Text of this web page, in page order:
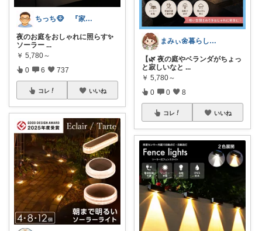
ちっち🐵 『家族みんなのええもん』
夜のお庭をおしゃれに照らす✨
ソーラー ...
￥ 5,780～
0 6 737
コレ いいね
まみぃ🌼暮らしの便利グッズ｜毎日朝コレ
【🌿 夜の庭やベランダがちょっ
と寂しいなと ...
￥ 5,780～
0 0 8
コレ いいね